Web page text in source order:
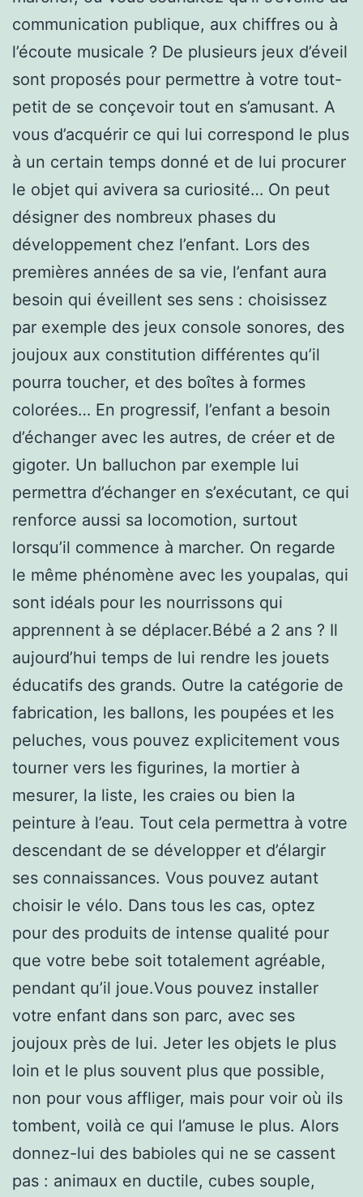
communication publique, aux chiffres ou à
l’écoute musicale ? De plusieurs jeux d’éveil
sont proposés pour permettre à votre tout-
petit de se conçevoir tout en s’amusant. A
vous d’acquérir ce qui lui correspond le plus
à un certain temps donné et de lui procurer
le objet qui avivera sa curiosité… On peut
désigner des nombreux phases du
développement chez l’enfant. Lors des
premières années de sa vie, l’enfant aura
besoin qui éveillent ses sens : choisissez
par exemple des jeux console sonores, des
joujoux aux constitution différentes qu’il
pourra toucher, et des boîtes à formes
colorées… En progressif, l’enfant a besoin
d’échanger avec les autres, de créer et de
gigoter. Un balluchon par exemple lui
permettra d’échanger en s’exécutant, ce qui
renforce aussi sa locomotion, surtout
lorsqu’il commence à marcher. On regarde
le même phénomène avec les youpalas, qui
sont idéals pour les nourrissons qui
apprennent à se déplacer.Bébé a 2 ans ? Il
aujourd’hui temps de lui rendre les jouets
éducatifs des grands. Outre la catégorie de
fabrication, les ballons, les poupées et les
peluches, vous pouvez explicitement vous
tourner vers les figurines, la mortier à
mesurer, la liste, les craies ou bien la
peinture à l’eau. Tout cela permettra à votre
descendant de se développer et d’élargir
ses connaissances. Vous pouvez autant
choisir le vélo. Dans tous les cas, optez
pour des produits de intense qualité pour
que votre bebe soit totalement agréable,
pendant qu’il joue.Vous pouvez installer
votre enfant dans son parc, avec ses
joujoux près de lui. Jeter les objets le plus
loin et le plus souvent plus que possible,
non pour vous affliger, mais pour voir où ils
tombent, voilà ce qui l’amuse le plus. Alors
donnez-lui des babioles qui ne se cassent
pas : animaux en ductile, cubes souple,